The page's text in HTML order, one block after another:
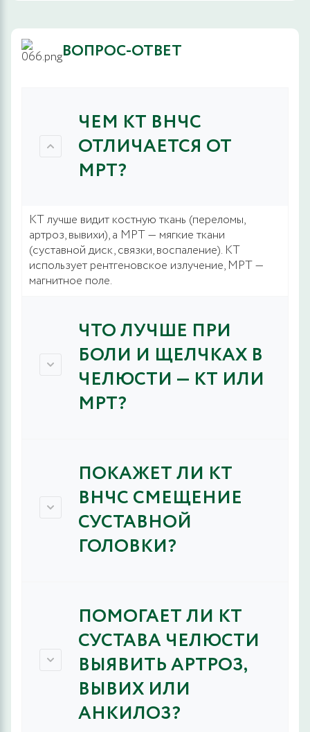
ВОПРОС-ОТВЕТ
ЧЕМ КТ ВНЧС
ОТЛИЧАЕТСЯ ОТ
МРТ?
КТ лучше видит костную ткань (переломы,
артроз, вывихи), а МРТ — мягкие ткани
(суставной диск, связки, воспаление). КТ
использует рентгеновское излучение, МРТ —
магнитное поле.
ЧТО ЛУЧШЕ ПРИ
БОЛИ И ЩЕЛЧКАХ В
ЧЕЛЮСТИ — КТ ИЛИ
МРТ?
ПОКАЖЕТ ЛИ КТ
ВНЧС СМЕЩЕНИЕ
СУСТАВНОЙ
ГОЛОВКИ?
ПОМОГАЕТ ЛИ КТ
СУСТАВА ЧЕЛЮСТИ
ВЫЯВИТЬ АРТРОЗ,
ВЫВИХ ИЛИ
АНКИЛОЗ?